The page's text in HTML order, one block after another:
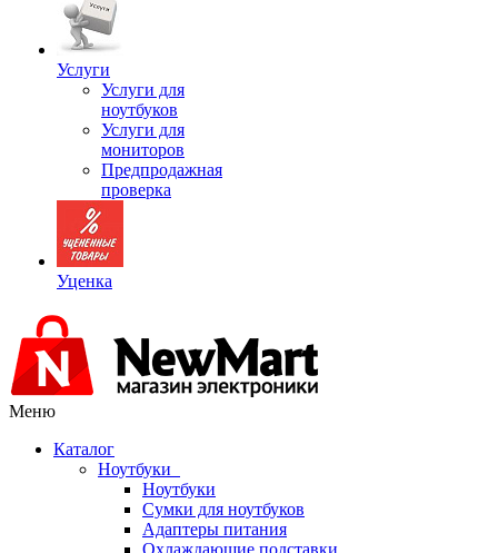
Услуги
Услуги для
ноутбуков
Услуги для
мониторов
Предпродажная
проверка
Уценка
Меню
Каталог
Ноутбуки
Ноутбуки
Сумки для ноутбуков
Адаптеры питания
Охлаждающие подставки